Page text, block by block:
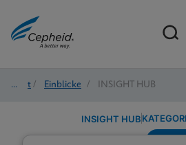
Start / Einblicke / INSIGHT HUB
INSIGHT HUB